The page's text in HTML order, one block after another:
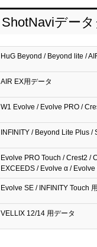
ShotNaviデー
HuG Beyond / Beyond lite /
AIR EX用データ
W1 Evolve / Evolve PRO /
INFINITY / Beyond Lite Plus /
Evolve PRO Touch / Crest2 /
EXCEEDS / Evolve α /
Evolve SE / INFINITY Touch
VELLIX 12/14 用データ